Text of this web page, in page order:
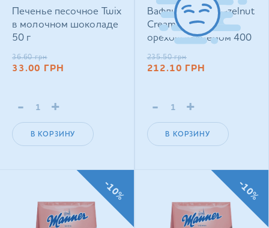
Печенье песочное Twix
в молочном шоколаде
50 г
36.60 грн
33.00 ГРН
- +
В КОРЗИНУ
Вафли Manner Hazelnut
Cream Filled с
ореховым кремом 400
235.50 грн
212.10 ГРН
- +
В КОРЗИНУ
-10% -10%